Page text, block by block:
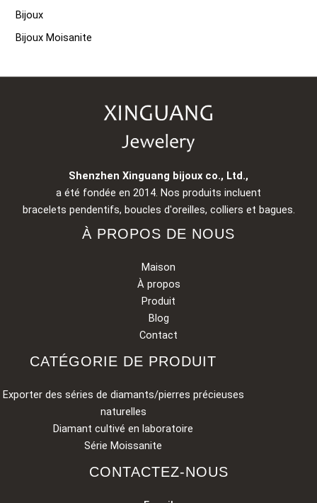
Bijoux
Bijoux Moisanite
Shenzhen Xinguang bijoux co., Ltd.,
a été fondée en 2014. Nos produits incluent
bracelets pendentifs, boucles d'oreilles, colliers et bagues.
À PROPOS DE NOUS
Maison
À propos
Produit
Blog
Contact
CATÉGORIE DE PRODUIT
Exporter des séries de diamants/pierres précieuses
naturelles
Diamant cultivé en laboratoire
Série Moissanite
CONTACTEZ-NOUS